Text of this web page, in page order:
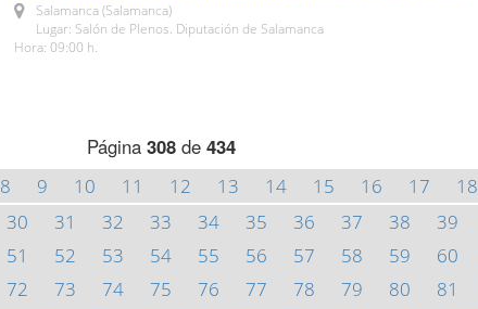
Salamanca (Salamanca)
Lugar: Salón de Plenos. Diputación de Salamanca
Hora: 09:00 h.
Página 308de 434
8 9 10 11 12 13 14 15 16 17 18
30 31 32 33 34 35 36 37 38 39
51 52 53 54 55 56 57 58 59 60
72 73 74 75 76 77 78 79 80 81